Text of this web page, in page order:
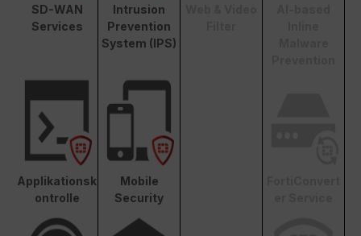
SD-WAN
Services
Intrusion
Prevention
System (IPS)
Applikationsk
ontrolle
Mobile
Security